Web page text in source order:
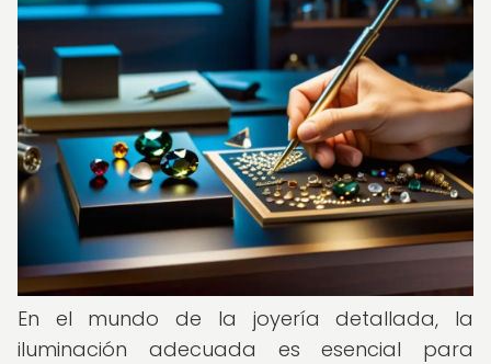
En el mundo de la joyería detallada, la
iluminación adecuada es esencial para